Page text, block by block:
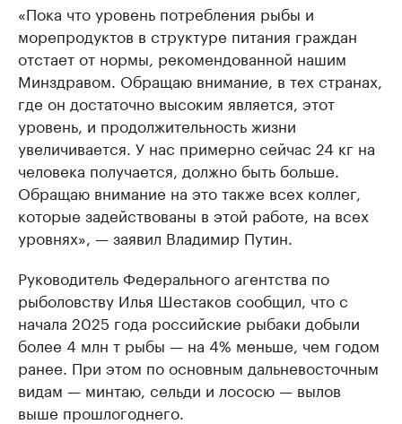
«Пока что уровень потребления рыбы и
морепродуктов в структуре питания граждан
отстает от нормы, рекомендованной нашим
Минздравом. Обращаю внимание, в тех странах,
где он достаточно высоким является, этот
уровень, и продолжительность жизни
увеличивается. У нас примерно сейчас 24 кг на
человека получается, должно быть больше.
Обращаю внимание на это также всех коллег,
которые задействованы в этой работе, на всех
уровнях», — заявил Владимир Путин.
Руководитель Федерального агентства по
рыболовству Илья Шестаков сообщил, что с
начала 2025 года российские рыбаки добыли
более 4 млн т рыбы — на 4% меньше, чем годом
ранее. При этом по основным дальневосточным
видам — минтаю, сельди и лососю — вылов
выше прошлогоднего.